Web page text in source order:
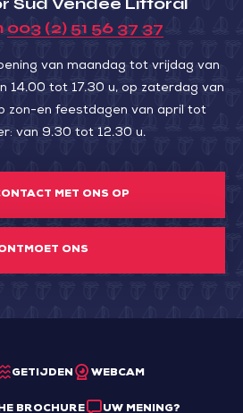
003 (2) 51 56 37 37
van maandag tot vrijdag van
14.00 tot 17.30 u, op zaterdag van
zon-en feestdagen van april tot
van 9.30 tot 12.30 u.
MET ONS OP
ONS
GETIJDEN WEBCAM
BROCHURE UW MENING?